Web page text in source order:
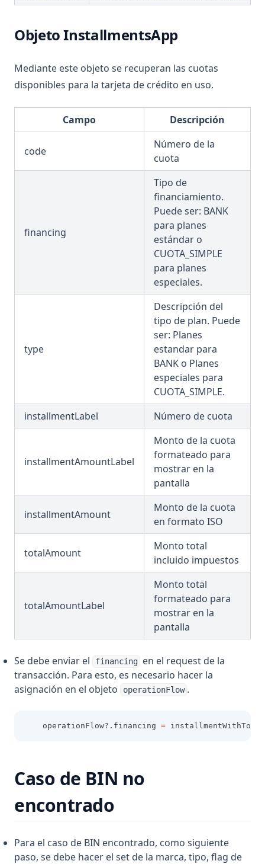
Objeto InstallmentsApp
Mediante este objeto se recuperan las cuotas
disponibles para la tarjeta de crédito en uso.
Campo Descripción
code
Número de la
cuota
financing
Tipo de
financiamiento.
Puede ser: BANK
para planes
estándar o
CUOTA_SIMPLE
para planes
especiales.
type
Descripción del
tipo de plan. Puede
ser: Planes
estandar para
BANK o Planes
especiales para
CUOTA_SIMPLE.
installmentLabel
Número de cuota
installmentAmountLabel
Monto de la cuota
formateado para
mostrar en la
pantalla
installmentAmount
Monto de la cuota
en formato ISO
totalAmount
Monto total
incluido impuestos
totalAmountLabel
Monto total
formateado para
mostrar en la
pantalla
Se debe enviar el financing en el request de la
transacción. Para esto, es necesario hacer la
asignación en el objeto
operationFlow .
    operationFlow?.financing
=
Caso de BIN no
encontrado
Para el caso de BIN encontrado, como siguiente
paso, se debe hacer el set de la marca, tipo, flag de